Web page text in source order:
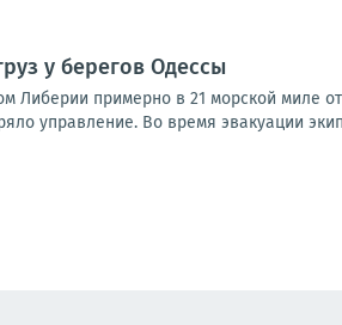
у берегов Одессы
Либерии примерно в 21 морской миле
управление. Во время эвакуации